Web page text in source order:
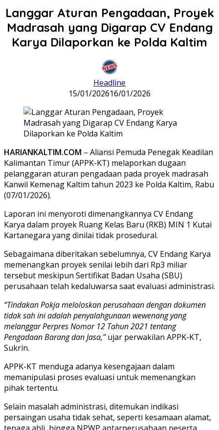
Langgar Aturan Pengadaan, Proyek
Madrasah yang Digarap CV Endang
Karya Dilaporkan ke Polda Kaltim
Headline
15/01/202616/01/2026
HARIANKALTIM.COM – Aliansi Pemuda Penegak Keadilan
Kalimantan Timur (APPK-KT) melaporkan dugaan
pelanggaran aturan pengadaan pada proyek madrasah
Kanwil Kemenag Kaltim tahun 2023 ke Polda Kaltim, Rabu
(07/01/2026).
Laporan ini menyoroti dimenangkannya CV Endang
Karya dalam proyek Ruang Kelas Baru (RKB) MIN 1 Kutai
Kartanegara yang dinilai tidak prosedural.
Sebagaimana diberitakan sebelumnya, CV Endang Karya
memenangkan proyek senilai lebih dari Rp3 miliar
tersebut meskipun Sertifikat Badan Usaha (SBU)
perusahaan telah kedaluwarsa saat evaluasi administrasi.
“Tindakan Pokja meloloskan perusahaan dengan dokumen
tidak sah ini adalah penyalahgunaan wewenang yang
melanggar Perpres Nomor 12 Tahun 2021 tentang
Pengadaan Barang dan Jasa,”ujar perwakilan APPK-KT,
Sukrin.
APPK-KT menduga adanya kesengajaan dalam
memanipulasi proses evaluasi untuk memenangkan
pihak tertentu.
Selain masalah administrasi, ditemukan indikasi
persaingan usaha tidak sehat, seperti kesamaan alamat,